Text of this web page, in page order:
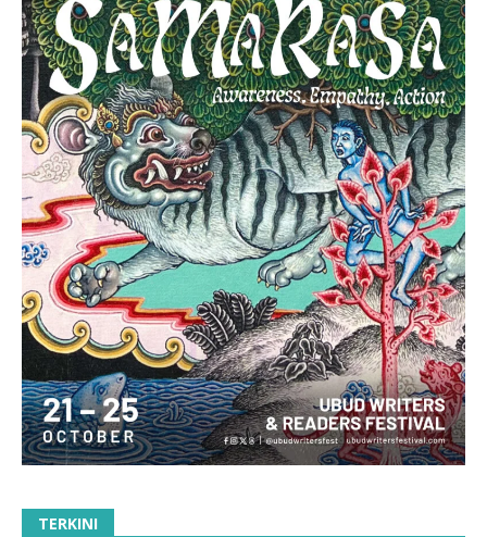
TERKINI